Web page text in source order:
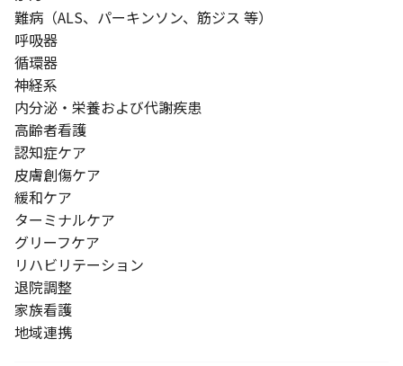
難病（ALS、パーキンソン、筋ジス 等）
呼吸器
循環器
神経系
内分泌・栄養および代謝疾患
高齢者看護
認知症ケア
皮膚創傷ケア
緩和ケア
ターミナルケア
グリーフケア
リハビリテーション
退院調整
家族看護
地域連携